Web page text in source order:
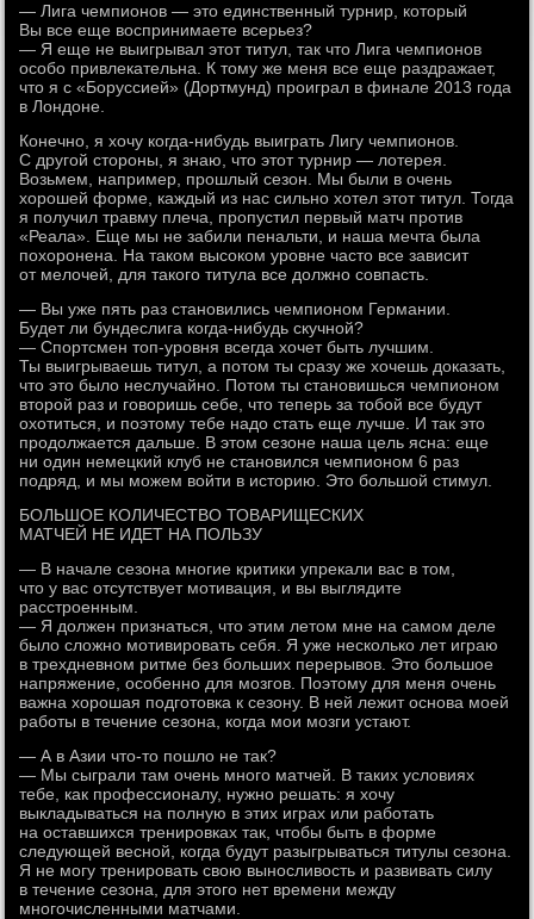
— Лига чемпионов — это единственный турнир, который
Вы все еще воспринимаете всерьез?
— Я еще не выигрывал этот титул, так что Лига чемпионов
особо привлекательна. К тому же меня все еще раздражает,
что я с «Боруссией» (Дортмунд) проиграл в финале 2013 года
в Лондоне.
Конечно, я хочу когда-нибудь выиграть Лигу чемпионов.
С другой стороны, я знаю, что этот турнир — лотерея.
Возьмем, например, прошлый сезон. Мы были в очень
хорошей форме, каждый из нас сильно хотел этот титул. Тогда
я получил травму плеча, пропустил первый матч против
«Реала». Еще мы не забили пенальти, и наша мечта была
похоронена. На таком высоком уровне часто все зависит
от мелочей, для такого титула все должно совпасть.
— Вы уже пять раз становились чемпионом Германии.
Будет ли бундеслига когда-нибудь скучной?
— Спортсмен топ-уровня всегда хочет быть лучшим.
Ты выигрываешь титул, а потом ты сразу же хочешь доказать,
что это было неслучайно. Потом ты становишься чемпионом
второй раз и говоришь себе, что теперь за тобой все будут
охотиться, и поэтому тебе надо стать еще лучше. И так это
продолжается дальше. В этом сезоне наша цель ясна: еще
ни один немецкий клуб не становился чемпионом 6 раз
подряд, и мы можем войти в историю. Это большой стимул.
БОЛЬШОЕ КОЛИЧЕСТВО ТОВАРИЩЕСКИХ
МАТЧЕЙ НЕ ИДЕТ НА ПОЛЬЗУ
— В начале сезона многие критики упрекали вас в том,
что у вас отсутствует мотивация, и вы выглядите
расстроенным.
— Я должен признаться, что этим летом мне на самом деле
было сложно мотивировать себя. Я уже несколько лет играю
в трехдневном ритме без больших перерывов. Это большое
напряжение, особенно для мозгов. Поэтому для меня очень
важна хорошая подготовка к сезону. В ней лежит основа моей
работы в течение сезона, когда мои мозги устают.
— А в Азии что-то пошло не так?
— Мы сыграли там очень много матчей. В таких условиях
тебе, как профессионалу, нужно решать: я хочу
выкладываться на полную в этих играх или работать
на оставшихся тренировках так, чтобы быть в форме
следующей весной, когда будут разыгрываться титулы сезона.
Я не могу тренировать свою выносливость и развивать силу
в течение сезона, для этого нет времени между
многочисленными матчами.